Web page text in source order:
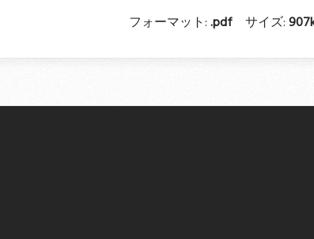
フォーマット:.pdf サイズ: